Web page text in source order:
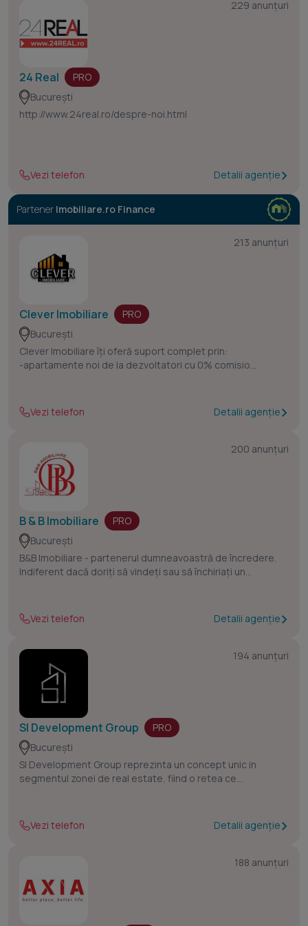
229 anunțuri
24 Real
PRO
București
http://www.24real.ro/despre-noi.html
Vezi telefon Detalii agenție
Partener Imobiliare.ro Finance
213 anunțuri
Clever Imobiliare
PRO
București
Clever Imobiliare îți oferă suport complet prin:
-apartamente noi de la dezvoltatori cu 0% comision
Vezi telefon
Detalii agenție
200 anunțuri
B & B Imobiliare
PRO
București
B&B Imobiliare - partenerul dumneavoastră de încredere.
Indiferent dacă doriți să vindeți sau să închiriați un
Vezi telefon
Detalii agenție
194 anunțuri
SI Development Group
PRO
București
SI Development Group reprezinta un concept unic in
segmentul zonei de real estate, fiind o retea ce
Astfel, in prezent, putem oferi clientilor nostri un pachet de
propunem sa va oferim o experienta aparte in vanzarea
unei proprietati. Astfel, ne promovam ca fiind o agentie
Vezi telefon Detalii agenție
188 anunțuri